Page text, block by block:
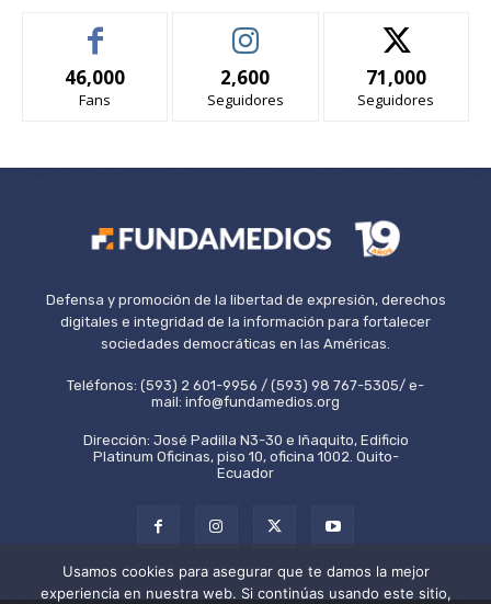
46,000
Fans
2,600
Seguidores
71,000
Seguidores
Defensa y promoción de la libertad de expresión, derechos
digitales e integridad de la información para fortalecer
sociedades democráticas en las Américas.
Teléfonos: (593) 2 601-9956 / (593) 98 767-5305/ e-
mail: info@fundamedios.org
Dirección: José Padilla N3-30 e Iñaquito, Edificio
Platinum Oficinas, piso 10, oficina 1002. Quito-
Ecuador
Usamos cookies para asegurar que te damos la mejor
experiencia en nuestra web. Si continúas usando este sitio,